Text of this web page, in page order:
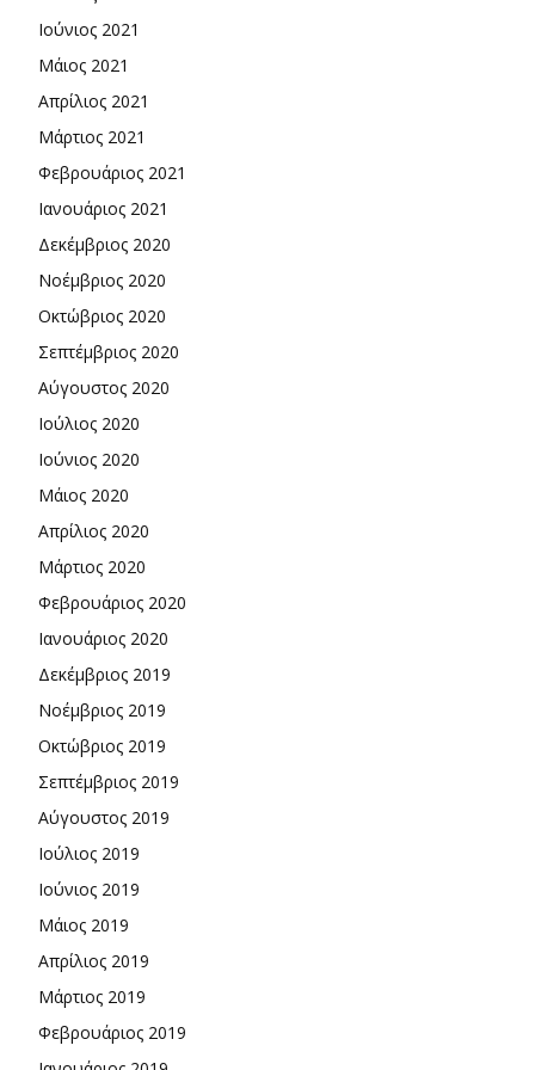
Ιούνιος 2021
Μάιος 2021
Απρίλιος 2021
Μάρτιος 2021
Φεβρουάριος 2021
Ιανουάριος 2021
Δεκέμβριος 2020
Νοέμβριος 2020
Οκτώβριος 2020
Σεπτέμβριος 2020
Αύγουστος 2020
Ιούλιος 2020
Ιούνιος 2020
Μάιος 2020
Απρίλιος 2020
Μάρτιος 2020
Φεβρουάριος 2020
Ιανουάριος 2020
Δεκέμβριος 2019
Νοέμβριος 2019
Οκτώβριος 2019
Σεπτέμβριος 2019
Αύγουστος 2019
Ιούλιος 2019
Ιούνιος 2019
Μάιος 2019
Απρίλιος 2019
Μάρτιος 2019
Φεβρουάριος 2019